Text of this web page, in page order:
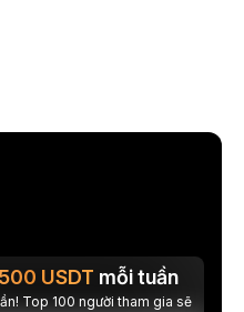
USDT mỗi tuần
tham gia sẽ